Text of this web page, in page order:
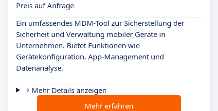
Preis auf Anfrage
Ein umfassendes MDM-Tool zur Sicherstellung der
Sicherheit und Verwaltung mobiler Geräte in
Unternehmen. Bietet Funktionen wie
Gerätekonfiguration, App-Management und
Datenanalyse.
Mehr Details anzeigen
Mehr erfahren